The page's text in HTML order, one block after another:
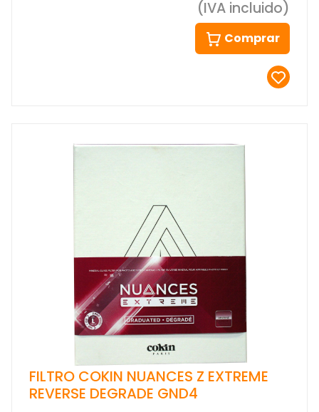
(IVA incluido)
Comprar
FILTRO COKIN NUANCES Z EXTREME
REVERSE DEGRADE GND4